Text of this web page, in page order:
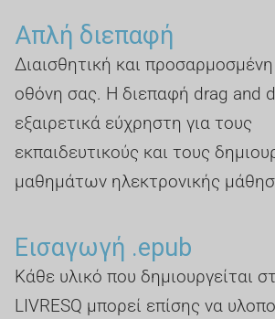
Απλή διεπαφή
Διαισθητική και
οθόνη σας. Η διεπαφή drag and
εξαιρετικά εύχρηστη για τους
εκπαιδευτικούς και τους
μαθημάτων ηλεκτρονικής
Εισαγωγή .epub
Κάθε υλικό που δημιουργείται
LIVRESQ μπορεί επίσης να